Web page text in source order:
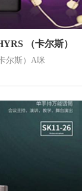
（卡尔斯）
尔斯）A咪